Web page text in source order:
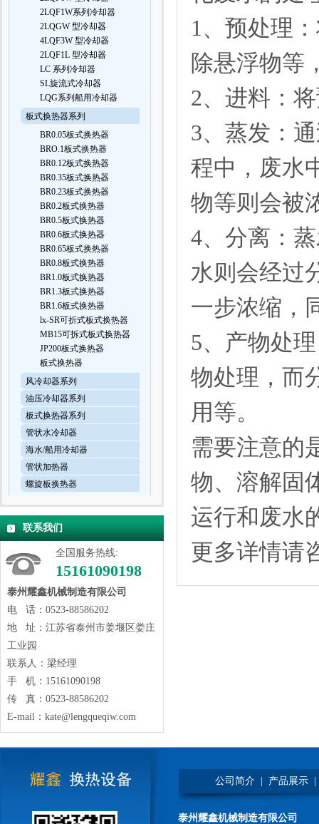
2LQF1W系列冷却器
2LQGW 型冷却器
4LQF3W 型冷却器
2LQF1L 型冷却器
LC 系列冷却器
SL旋流式冷却器
LQG系列船用冷却器
板式换热器系列
BR0.05板式换热器
BRO.1板式换热器
BR0.12板式换热器
BR0.35板式换热器
BR0.23板式换热器
BR0.2板式换热器
BR0.5板式换热器
BR0.6板式换热器
BR0.65板式换热器
BR0.8板式换热器
BR1.0板式换热器
BR1.3板式换热器
BR1.6板式换热器
lx-SR可折式板式换热器
MB15可拆式板式换热器
JP200板式换热器
板式换热器
风冷却器系列
油压冷却器系列
板式换热器系列
管状水冷却器
海水/船用冷却器
管状加热器
螺旋板换热器
联系我们
全国服务热线:
15161090198
泰州耀鑫机械制造有限公司
电 话：0523-88586202
地 址：江苏省泰州市姜堰区娄庄
工业园
联系人：梁经理
手 机：15161090198
传 真：0523-88586202
E-mail：kate@lengqueqiw.com
1、预处理
除悬浮物等
2、进料：
3、蒸发：
程中，废水
物等则会被
4、分离：
水则会经过
一步浓缩，
5、产物处
物处理，而
用等。
需要注意的
物、溶解固
运行和废水
更多详情请
公司简介 产品展示
泰州耀鑫机械制造有限公司